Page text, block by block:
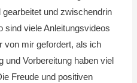
und zwischendrin
sind viele Anleitungsvideos
von mir gefordert, als ich
und Vorbereitung haben viel
Freude und positiven